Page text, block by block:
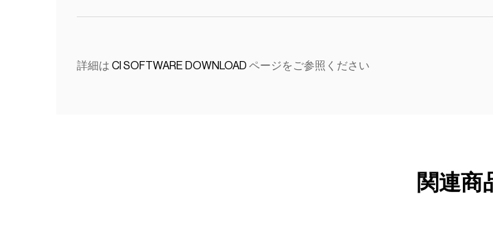
詳細は CI SOFTWARE DOWNLOAD ページをご参照ください
関連商